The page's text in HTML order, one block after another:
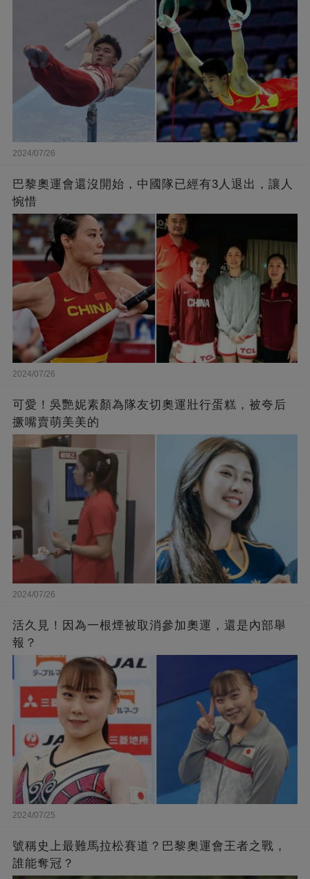
2024/07/26
巴黎奧運會還沒開始，中國隊已經有3人退出，讓人
惋惜
2024/07/26
可愛！吳艷妮素顏為隊友切奧運壯行蛋糕，被夸后
撅嘴賣萌美美的
2024/07/26
活久見！因為一根煙被取消參加奧運，還是內部舉
報？
2024/07/25
號稱史上最難馬拉松賽道？巴黎奧運會王者之戰，
誰能奪冠？